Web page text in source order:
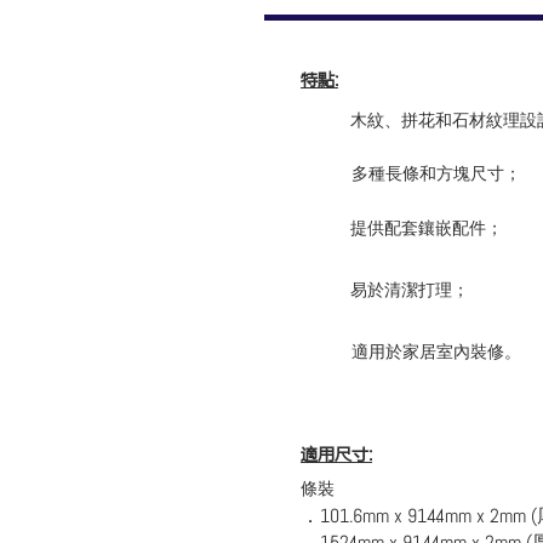
特點:
木紋、拼花和石材紋理設
多種長條和方塊尺寸；
提供配套鑲嵌配件；
易於清潔打理；
適用於家居室內裝修。
適用尺寸:
條裝
．101.6mm x 914.4mm x 2mm (